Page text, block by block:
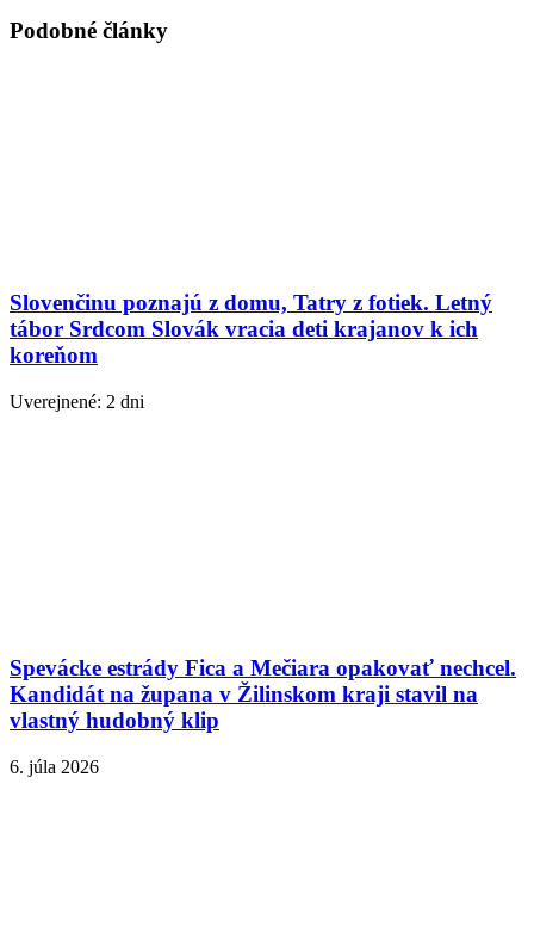
Podobné články
Slovenčinu poznajú z domu, Tatry z fotiek. Letný
tábor Srdcom Slovák vracia deti krajanov k ich
koreňom
Uverejnené: 2 dni
Spevácke estrády Fica a Mečiara opakovať nechcel.
Kandidát na župana v Žilinskom kraji stavil na
vlastný hudobný klip
6. júla 2026